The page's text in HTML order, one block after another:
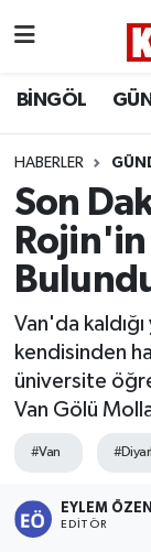
BİNGÖL
HABERLER
Son
Rojin'in
Van'da
kendisinden
üniversite
Van Gölü
#Van
EYLEM ÖZEN
EDITÖR
BİLİM-
DÜNYA
EĞİTİM
GENÇ
GÜNDEM
KİĞI
Bingöl
Bingöl
Bingöl
Tüm
Son